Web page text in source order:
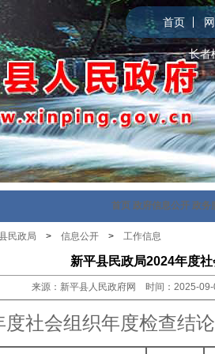
首页
长者
首页 政府信息公开 政务
民政局 > 信息公开 > 工作信息
新平县民政局2024年度
来源：新平县人民政府网 时间：2025-
社会组织年度检查结